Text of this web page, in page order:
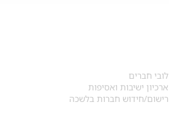
לובי חברים
ארכיון ישיבות ואסיפות
רישום/חידוש חברות בלשכה